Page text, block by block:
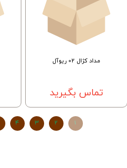
مداد کژال 02 ریوآل
تماس بگیرید
۱ ۲ ۳ ۴